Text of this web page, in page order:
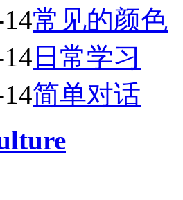
常见的颜色
日常学习
简单对话